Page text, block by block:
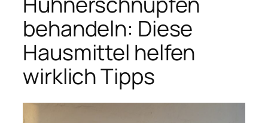
behandeln: Diese
Hausmittel helfen
wirklich Tipps